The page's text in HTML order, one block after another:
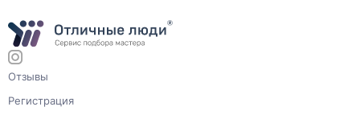
Отзывы
Регистрация